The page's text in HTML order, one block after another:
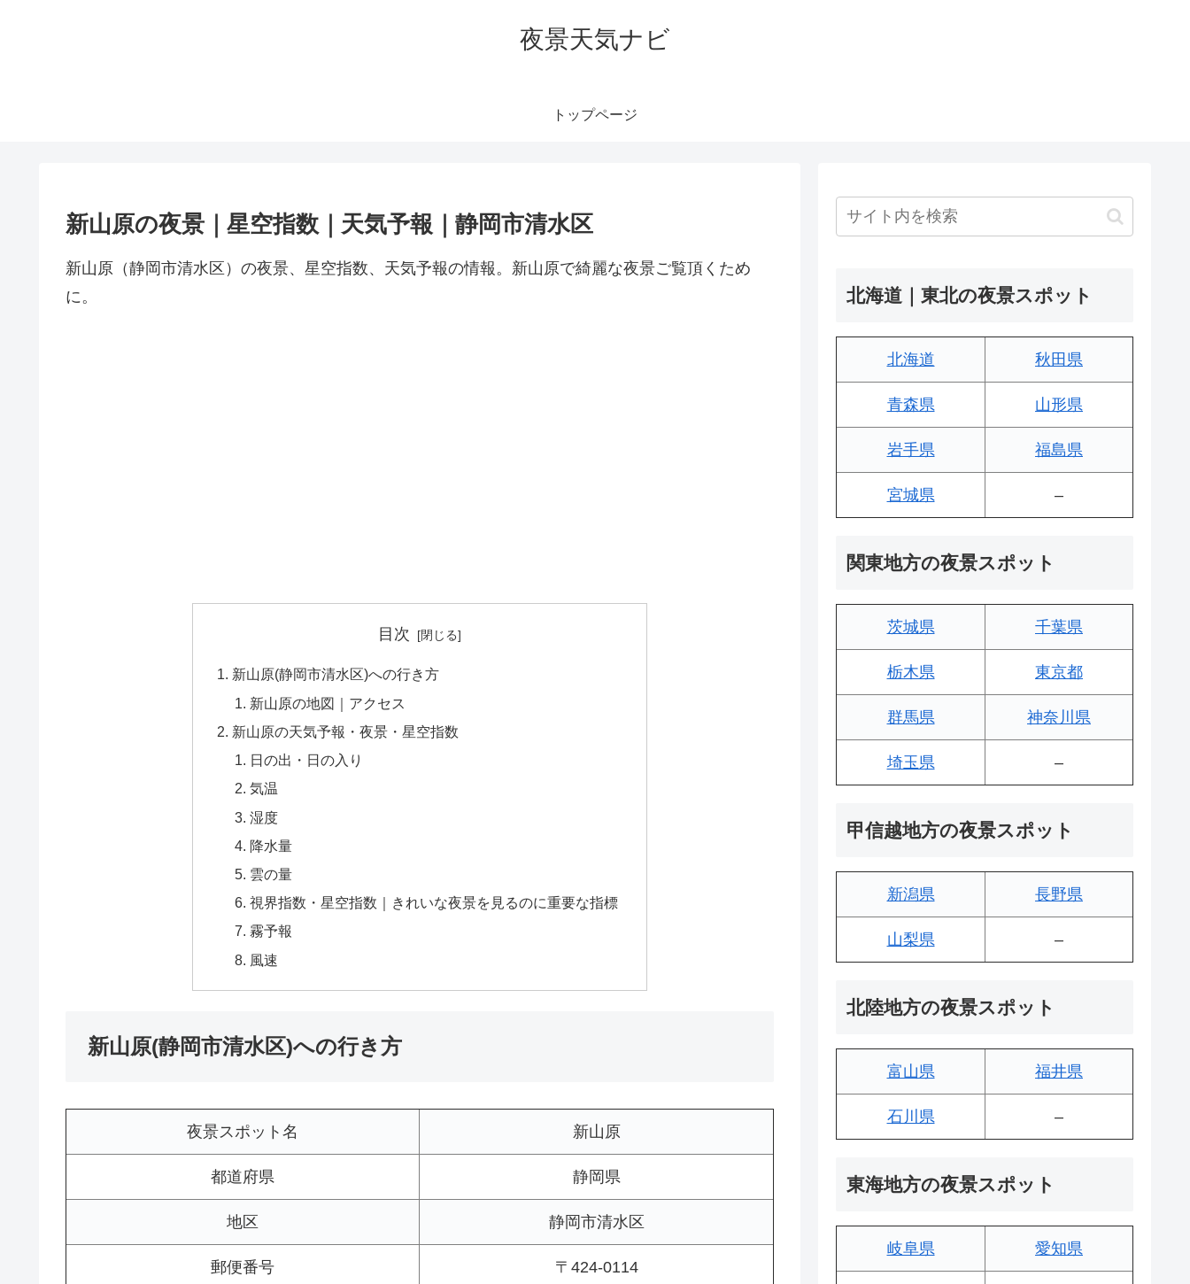
夜景天気ナビ
トップページ
新山原の夜景｜星空指数｜天気予報｜静岡市清水区
新山原（静岡市清水区）の夜景、星空指数、天気予報の情報。新山原で綺麗な夜景ご覧頂くため
に。
目次
新山原(静岡市清水区)への行き方
新山原の地図｜アクセス
新山原の天気予報・夜景・星空指数
日の出・日の入り
気温
湿度
降水量
雲の量
視界指数・星空指数｜きれいな夜景を見るのに重要な指標
霧予報
風速
新山原(静岡市清水区)への行き方
夜景スポット名 新山原
都道府県 静岡県
地区 静岡市清水区
郵便番号 〒424-0114
北海道｜東北の夜景スポット
北海道 秋田県
青森県 山形県
岩手県 福島県
宮城県 –
関東地方の夜景スポット
茨城県 千葉県
栃木県 東京都
群馬県 神奈川県
埼玉県 –
甲信越地方の夜景スポット
新潟県 長野県
山梨県 –
北陸地方の夜景スポット
富山県 福井県
石川県 –
東海地方の夜景スポット
岐阜県 愛知県